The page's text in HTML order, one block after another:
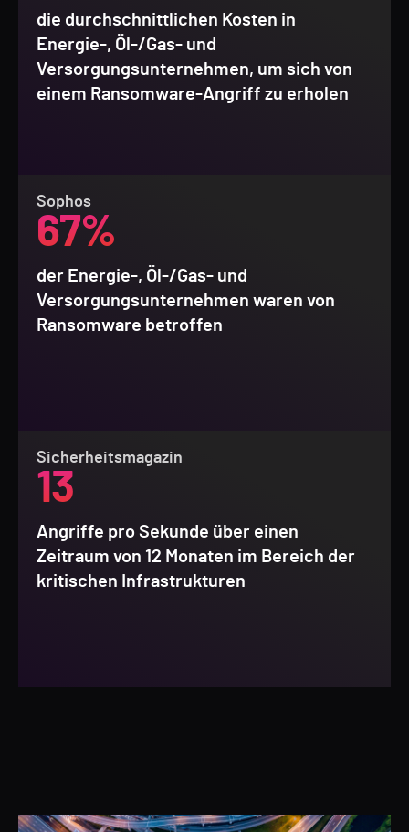
die durchschnittlichen Kosten in
Energie-, Öl-/Gas- und
Versorgungsunternehmen, um sich von
einem Ransomware-Angriff zu erholen
Sophos
67%
der Energie-, Öl-/Gas- und
Versorgungsunternehmen waren von
Ransomware betroffen
Sicherheitsmagazin
13
Angriffe pro Sekunde über einen
Zeitraum von 12 Monaten im Bereich der
kritischen Infrastrukturen